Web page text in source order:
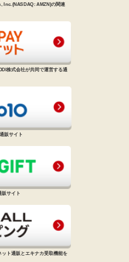
Inc.(NASDAQ: AMZN)の関連
株式会社が共同で運営する通
販サイト
販サイト
ット通販とエキナカ受取機能を